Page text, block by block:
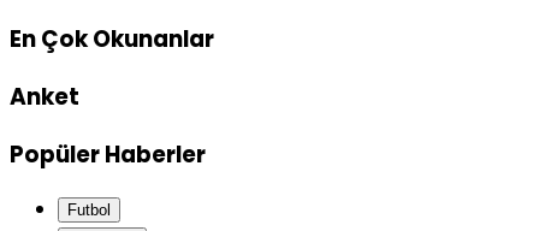
En Çok Okunanlar
Anket
Popüler Haberler
Futbol